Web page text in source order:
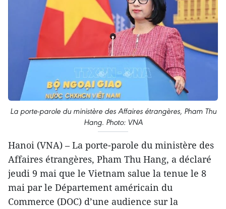
La porte-parole du ministère des Affaires étrangères, Pham Thu
Hang. Photo: VNA
Hanoi (VNA) – La porte-parole du ministère des
Affaires étrangères, Pham Thu Hang, a déclaré
jeudi 9 mai que le Vietnam salue la tenue le 8
mai par le Département américain du
Commerce (DOC) d’une audience sur la